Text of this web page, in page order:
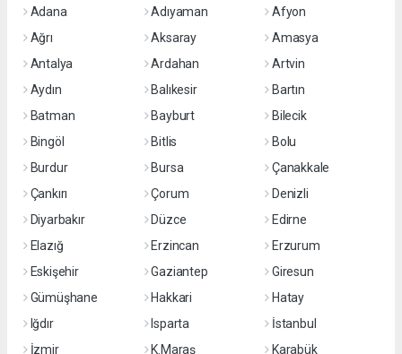
Adana Adıyaman
Afyon
Ağrı
Aksaray
Amasya
Antalya
Ardahan
Artvin
Aydın
Balıkesir
Bartın
Batman
Bayburt
Bilecik
Bingöl
Bitlis
Bolu
Burdur
Bursa
Çanakkale
Çankırı
Çorum
Denizli
Diyarbakır
Düzce
Edirne
Elazığ
Erzincan
Erzurum
Eskişehir
Gaziantep
Giresun
Gümüşhane
Hakkari
Hatay
Iğdır
Isparta
İstanbul
İzmir
K.Maraş
Karabük